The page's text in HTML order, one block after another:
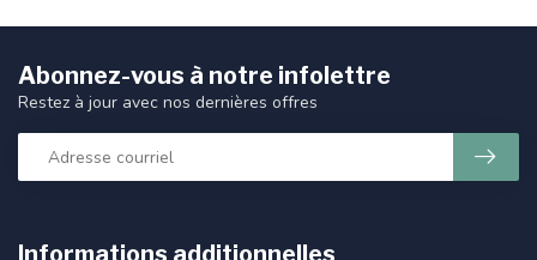
Informations additionnelles
Abonnez-vous à notre infolettre
Restez à jour avec nos dernières offres